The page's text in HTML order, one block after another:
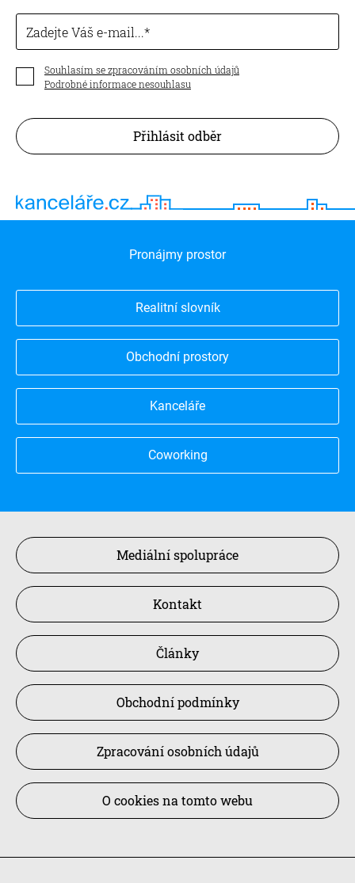
Zadejte Váš e-mail...
Souhlasím se zpracováním osobních údajů
Podrobné informace nesouhlasu
Přihlásit odběr
Pronájmy prostor
Realitní slovník
Obchodní prostory
Kanceláře
Coworking
Mediální spolupráce
Kontakt
Články
Obchodní podmínky
Zpracování osobních údajů
O cookies na tomto webu